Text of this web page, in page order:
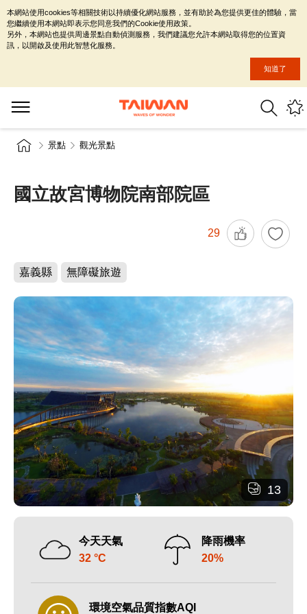
景點 觀光景點
國立故宮博物院南部院區
29
嘉義縣 無障礙旅遊
13
今天天氣
32 °C
降雨機率
20%
環境空氣品質指數AQI
本網站使用cookies等相關技術以持續優化網站服務，並有助於為您提供更佳的體驗，當
您繼續使用本網站即表示您同意我們的Cookie使用政策。
另外，本網站也提供周邊景點自動偵測服務，我們建議您允許本網站取得您的位置資
訊，以開啟及使用此智慧化服務。
知道了